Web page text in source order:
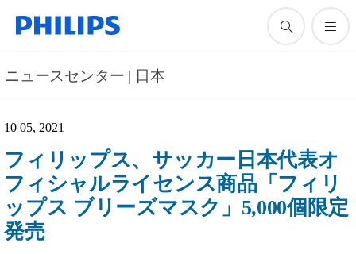
ニュースセンター | 日本
10 05, 2021
フィリップス、サッカー日本代表オ
フィシャルライセンス商品「フィリ
ップス ブリーズマスク」5,000個限定
発売